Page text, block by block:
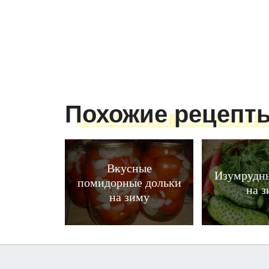
Похожие
Вкусные
помидорные дольки
на зиму
на